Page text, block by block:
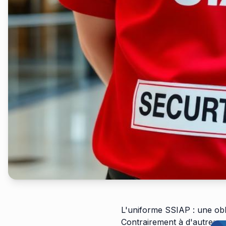
L'uniforme SSIAP : une
Contrairement à d'autres